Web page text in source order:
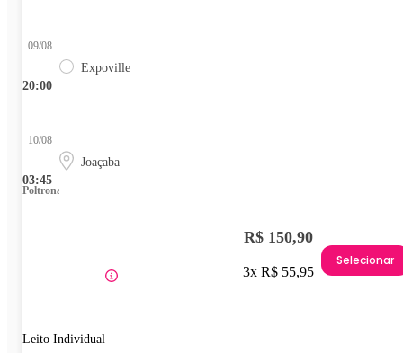
20:00
09/08
Expoville
03:45
10/08
Joaçaba
Poltrona
Leito Individual
R$ 150,90
3x R$ 55,95
Selecionar